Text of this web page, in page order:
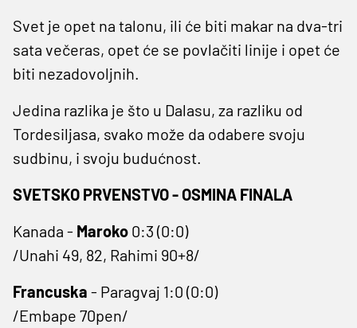
Svet je opet na talonu, ili će biti makar na dva-tri
sata večeras, opet će se povlačiti linije i opet će
biti nezadovoljnih.
Jedina razlika je što u Dalasu, za razliku od
Tordesiljasa, svako može da odabere svoju
sudbinu, i svoju budućnost.
SVETSKO PRVENSTVO - OSMINA FINALA
Kanada - Maroko 0:3 (0:0)
/Unahi 49, 82, Rahimi 90+8/
Francuska - Paragvaj 1:0 (0:0)
/Embape 70pen/